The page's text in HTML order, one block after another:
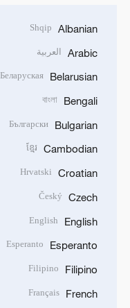
Albanian
Shqip
Arabic العربية
Belarusian
Беларуская
Bengali
বাংলা
Bulgarian
Български
Cambodian
ខ្មែរ
Croatian
Hrvatski
Czech
Český
English
English
Esperanto
Esperanto
Filipino
Filipino
French
Français